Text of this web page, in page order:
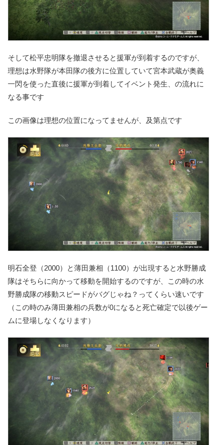
そして松平忠明隊を撤退させると援軍が到着するのですが、
理想は水野隊が本田隊の後方に位置していて宮本武蔵が奥義
一閃を使った直後に援軍が到着してイベント発生、の流れに
なる事です
この画像は理想の位置になってませんが、及第点です
明石全登（2000）と薄田兼相（1100）が出現すると水野勝成
隊はそちらに向かって移動を開始するのですが、この時の水
野勝成隊の移動スピードがバグじゃね？ってくらい速いです
（この時のみ薄田兼相の兵数が0になると死亡確定で以後ゲー
ムに登場しなくなります）